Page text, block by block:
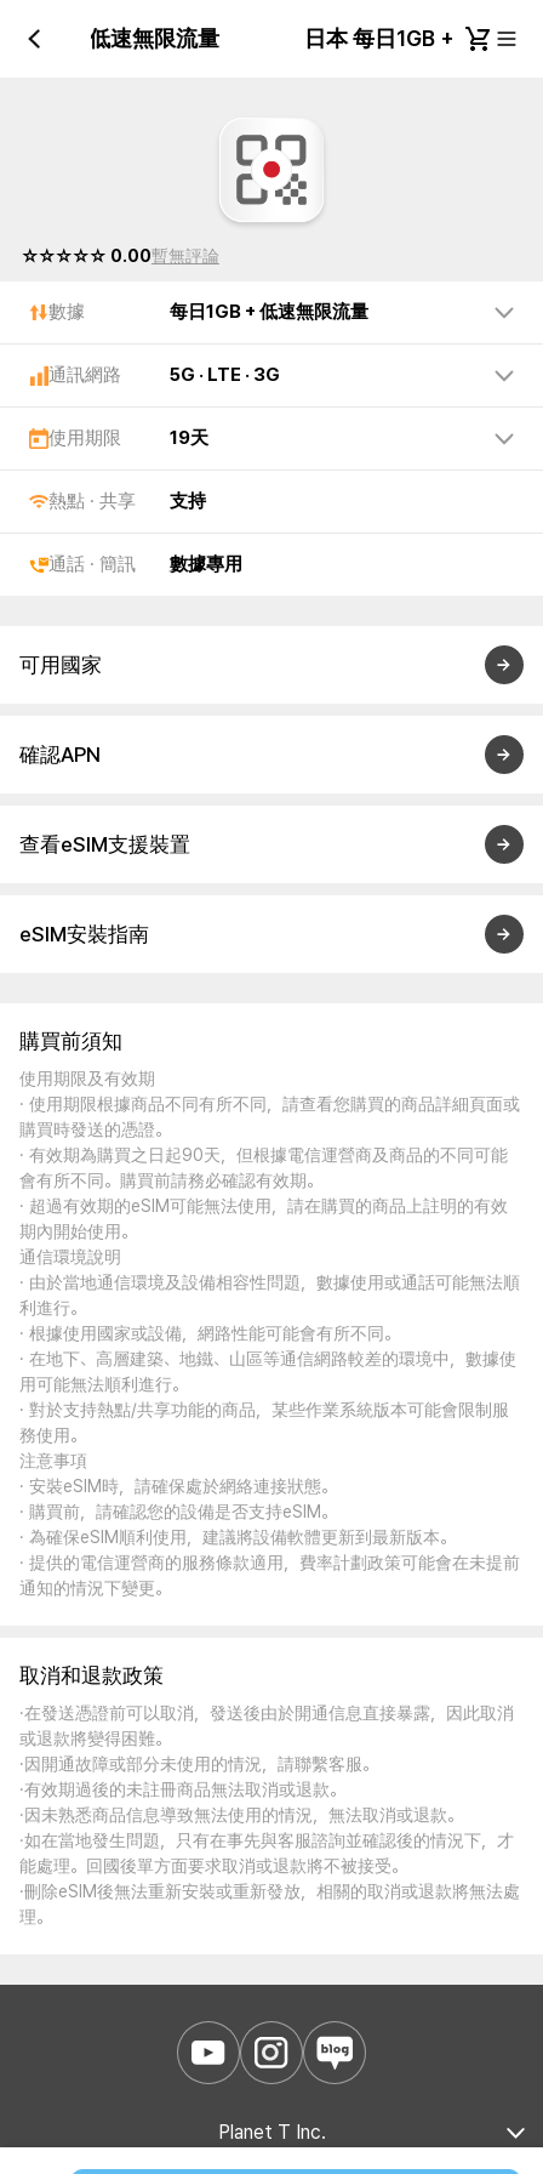
1GB + 低速無限流量 日本 每日1GB + 低速
☆☆☆☆☆ 0.00暫無評論
數據 每日1GB + 低速無限流量
通訊網路 5G · LTE · 3G
使用期限 19天
熱點 · 共享 支持
通話 · 簡訊 數據專用
可用國家
確認APN
查看eSIM支援裝置
eSIM安裝指南
購買前須知
使用期限及有效期
· 使用期限根據商品不同有所不同，請查看您購買的商品詳細頁面或
購買時發送的憑證。
· 有效期為購買之日起90天，但根據電信運營商及商品的不同可能
會有所不同。購買前請務必確認有效期。
· 超過有效期的eSIM可能無法使用，請在購買的商品上註明的有效
期內開始使用。
通信環境說明
· 由於當地通信環境及設備相容性問題，數據使用或通話可能無法順
利進行。
· 根據使用國家或設備，網路性能可能會有所不同。
· 在地下、高層建築、地鐵、山區等通信網路較差的環境中，數據使
用可能無法順利進行。
· 對於支持熱點/共享功能的商品，某些作業系統版本可能會限制服
務使用。
注意事項
· 安裝eSIM時，請確保處於網絡連接狀態。
· 購買前，請確認您的設備是否支持eSIM。
· 為確保eSIM順利使用，建議將設備軟體更新到最新版本。
· 提供的電信運營商的服務條款適用，費率計劃政策可能會在未提前
通知的情況下變更。
取消和退款政策
·在發送憑證前可以取消，發送後由於開通信息直接暴露，因此取消
或退款將變得困難。
·因開通故障或部分未使用的情況，請聯繫客服。
·有效期過後的未註冊商品無法取消或退款。
·因未熟悉商品信息導致無法使用的情況，無法取消或退款。
·如在當地發生問題，只有在事先與客服諮詢並確認後的情況下，才
能處理。回國後單方面要求取消或退款將不被接受。
·刪除eSIM後無法重新安裝或重新發放，相關的取消或退款將無法處
理。
Planet T Inc.